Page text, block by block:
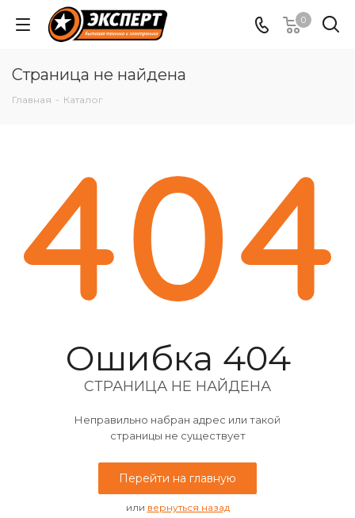
0
Страница не найдена
Главная - Каталог
Ошибка 404
СТРАНИЦА НЕ НАЙДЕНА
Неправильно набран адрес или такой
страницы не существует
Перейти на главную
или вернуться назад